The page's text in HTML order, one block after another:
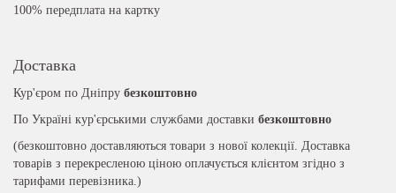
100% передплата на картку
Доставка
Кур'єром по Дніпру безкоштовно
По Україні кур'єрськими службами доставки безкоштовно
(безкоштовно доставляються товари з нової колекції. Доставка
товарів з перекресленою ціною оплачується клієнтом згідно з
тарифами перевізника.)